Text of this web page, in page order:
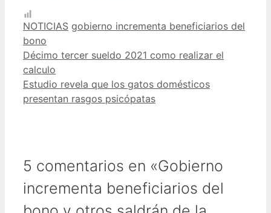
Categorías
NOTICIAS Etiquetas
gobierno incrementa beneficiarios del
bono
Décimo tercer sueldo 2021 como realizar el
calculo
Estudio revela que los gatos domésticos
presentan rasgos psicópatas
5 comentarios en «Gobierno
incrementa beneficiarios del